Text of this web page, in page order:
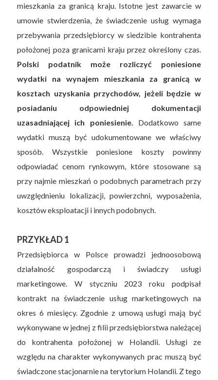
mieszkania za granicą kraju. Istotne jest zawarcie w
umowie stwierdzenia, że świadczenie usług wymaga
przebywania przedsiębiorcy w siedzibie kontrahenta
położonej poza granicami kraju przez określony czas.
Polski podatnik może rozliczyć poniesione
wydatki na wynajem mieszkania za granicą w
kosztach uzyskania przychodów, jeżeli będzie w
posiadaniu odpowiedniej dokumentacji
uzasadniającej ich poniesienie.
Dodatkowo same
wydatki muszą być udokumentowane we właściwy
sposób. Wszystkie poniesione koszty powinny
odpowiadać cenom rynkowym, które stosowane są
przy najmie mieszkań o podobnych parametrach przy
uwzględnieniu lokalizacji, powierzchni, wyposażenia,
kosztów eksploatacji i innych podobnych.
PRZYKŁAD 1
Przedsiębiorca w Polsce prowadzi jednoosobową
działalność gospodarczą i świadczy usługi
marketingowe. W styczniu 2023 roku podpisał
kontrakt na świadczenie usług marketingowych na
okres 6 miesięcy. Zgodnie z umową usługi mają być
wykonywane w jednej z filii przedsiębiorstwa należącej
do kontrahenta położonej w Holandii. Usługi ze
względu na charakter wykonywanych prac muszą być
świadczone stacjonarnie na terytorium Holandii. Z tego